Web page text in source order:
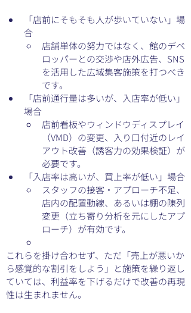
「店前にそもそも人が歩いていない」場
合
店舗単体の努力ではなく、館のデベ
ロッパーとの交渉や店外広告、SNS
を活用した広域集客施策を打つべき
です。
「店前通行量は多いが、入店率が低い」
場合
店前看板やウィンドウディスプレイ
（VMD）の変更、入り口付近のレイ
アウト改善（誘客力の効果検証）が
必要です。
「入店率は高いが、買上率が低い」場合
スタッフの接客・アプローチ不足、
店内の配置動線、あるいは棚の陳列
変更（立ち寄り分析を元にしたアプ
ローチ）が有効です。
これらを掛け合わせず、ただ「売上が悪いか
ら感覚的な割引をしよう」と施策を繰り返し
ていては、利益率を下げるだけで改善の再現
性は生まれません。